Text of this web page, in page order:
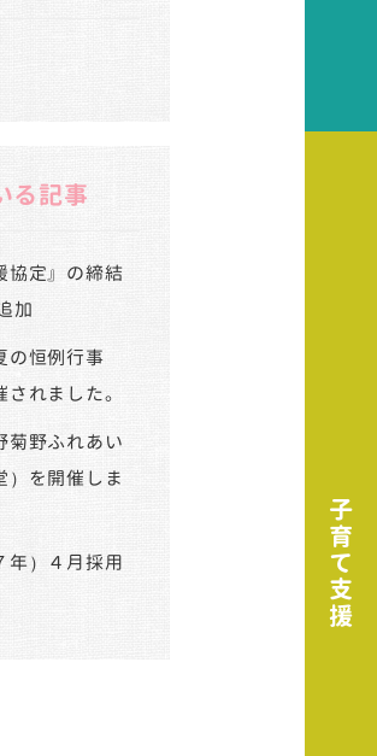
る記事
協定』の締結
加
の恒例行事
されました。
野ふれあい
）を開催しま
年）４月採用